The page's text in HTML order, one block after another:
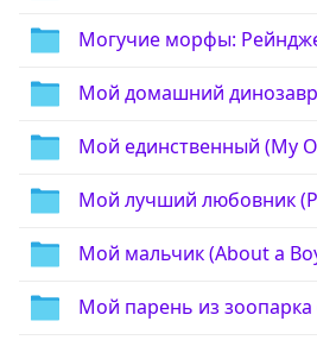
Могучие морфы:
Мой домашний
Мой единственный (My
Мой лучший любовник
Мой мальчик (About a
Мой парень из зоопарка